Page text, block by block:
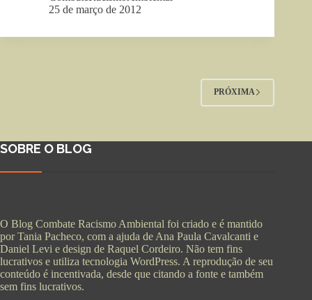
25 de março de 2012
PRÓXIMA
SOBRE O BLOG
O Blog Combate Racismo Ambiental foi criado e é mantido
por Tania Pacheco, com a ajuda de Ana Paula Cavalcanti e
Daniel Levi e design de Raquel Cordeiro. Não tem fins
lucrativos e utiliza tecnologia WordPress. A reprodução de seu
conteúdo é incentivada, desde que citando a fonte e também
sem fins lucrativos.